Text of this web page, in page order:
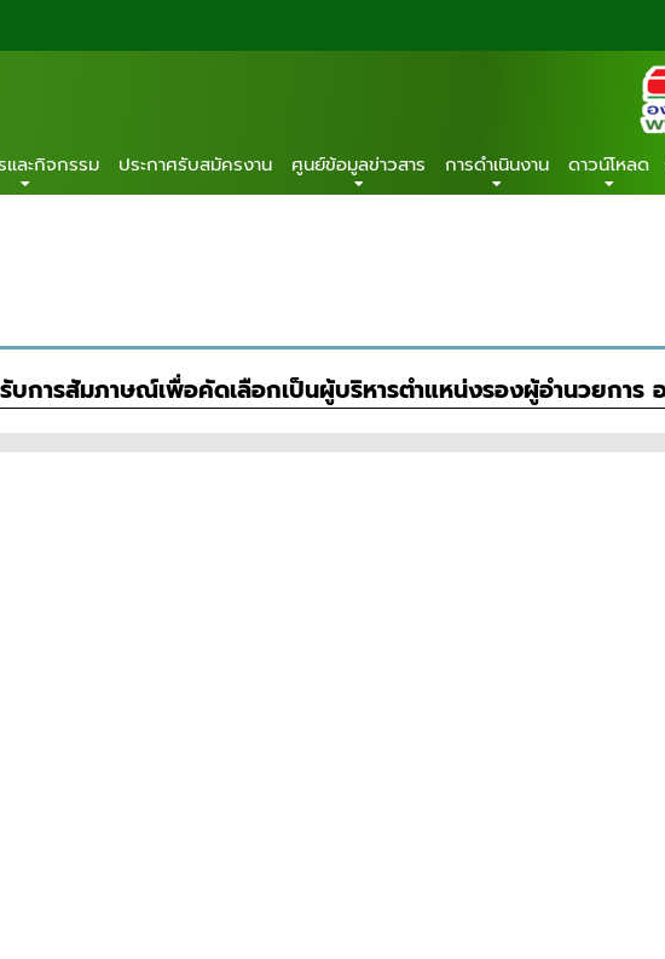
และกิจกรรม ประกาศรับสมัครงาน ศูนย์ข้อมูลข่าวสาร การดำเนินงาน ดาวน์โหลด
บการสัมภาษณ์เพื่อคัดเลือกเป็นผู้บริหารตำแหน่งรองผู้อำนวยการ